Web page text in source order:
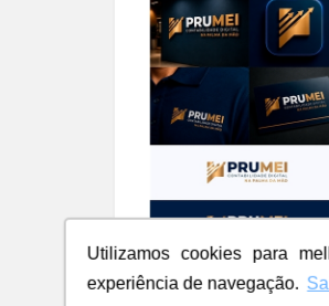
Utilizamos cookies para
experiência de navegação.
PRUMEI - Contabilidade
Logo